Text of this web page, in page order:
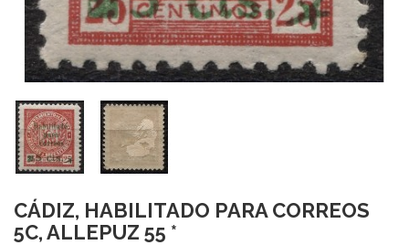
CÁDIZ, HABILITADO PARA CORREOS
5C, ALLEPUZ 55 *